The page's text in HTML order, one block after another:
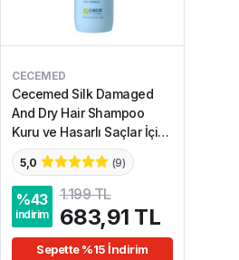
CECEMED
Cecemed Silk Damaged
And Dry Hair Shampoo
Kuru ve Hasarlı Saçlar İçin
Şampuan 300 ml
5,0 (9)
%43
indirim
1.199 TL
683,91 TL
Sepette %15 İndirim